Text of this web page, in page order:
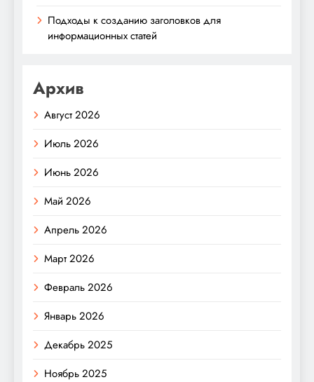
Подходы к созданию заголовков для
информационных статей
Архив
Август 2026
Июль 2026
Июнь 2026
Май 2026
Апрель 2026
Март 2026
Февраль 2026
Январь 2026
Декабрь 2025
Ноябрь 2025